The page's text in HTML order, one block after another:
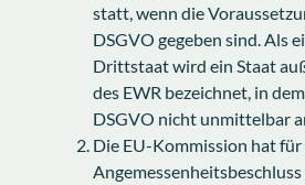
statt, wenn die
DSGVO gegeben sind. Als
Drittstaat wird ein Staat
des EWR bezeichnet, in
DSGVO nicht unmittelbar
Die EU-Kommission hat für